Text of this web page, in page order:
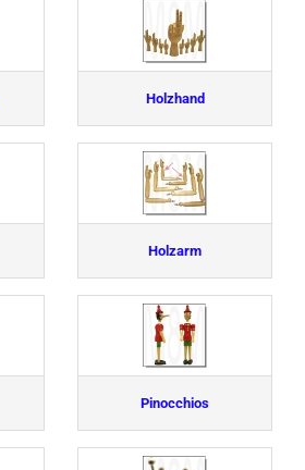
Holzhand
Holzarm
Pinocchios